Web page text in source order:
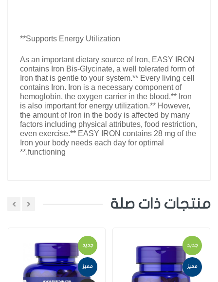
Supports Energy Utilization**
As an important dietary source of Iron, EASY IRON
contains Iron Bis-Glycinate, a well tolerated form of
Iron that is gentle to your system.** Every living cell
contains Iron. Iron is a necessary component of
hemoglobin, the oxygen carrier in the blood.** Iron
is also important for energy utilization.** However,
the amount of Iron in the body is affected by many
factors including physical attributes, food restriction,
even exercise.** EASY IRON contains 28 mg of the
Iron your body needs each day for optimal
functioning.**
اختر تقييم
منتجات ذات صلة
جديد
مميز
جديد
مميز